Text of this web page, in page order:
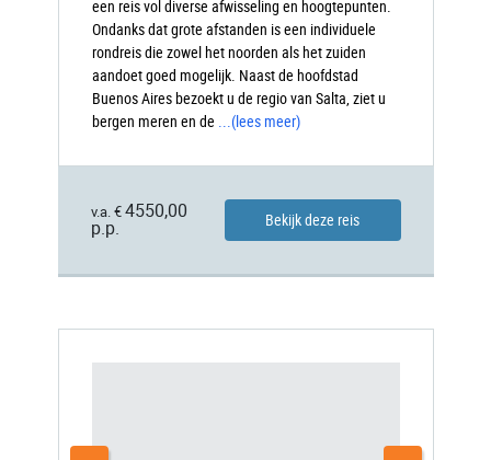
een reis vol diverse afwisseling en hoogtepunten.
Ondanks dat grote afstanden is een individuele
rondreis die zowel het noorden als het zuiden
aandoet goed mogelijk. Naast de hoofdstad
Buenos Aires bezoekt u de regio van Salta, ziet u
bergen meren en de ...(lees meer)
v.a. € 4550,00
p.p.
Bekijk deze reis